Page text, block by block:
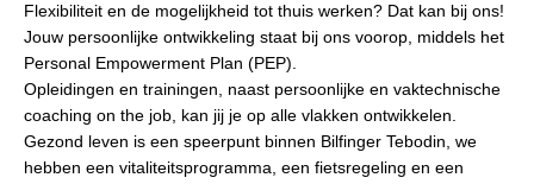
Flexibiliteit en de mogelijkheid tot thuis werken? Dat kan bij ons!
Jouw persoonlijke ontwikkeling staat bij ons voorop, middels het
Personal Empowerment Plan (PEP).
Opleidingen en trainingen, naast persoonlijke en vaktechnische
coaching on the job, kan jij je op alle vlakken ontwikkelen.
Gezond leven is een speerpunt binnen Bilfinger Tebodin, we
hebben een vitaliteitsprogramma, een fietsregeling en een